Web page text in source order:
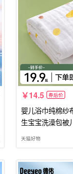
14.5 券后价
婴儿浴巾纯棉纱
生宝宝洗澡包被
天猫好物